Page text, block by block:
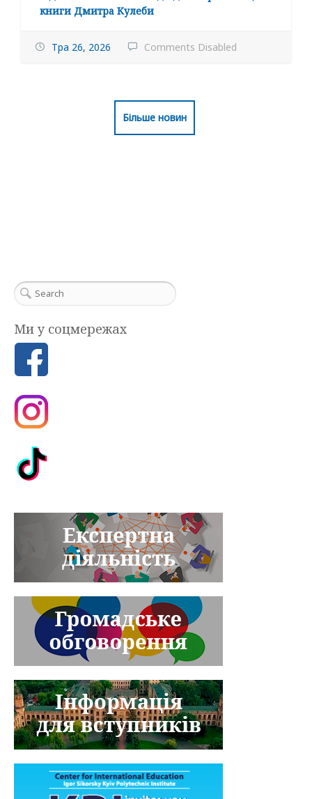
книги Дмитра Кулеби
Тра 26, 2026 Comments Disabled
Більше новин
Ми у соцмережах